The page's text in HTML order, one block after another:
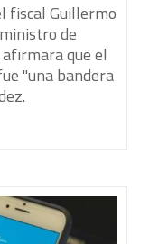
fiscal Guillermo
de
que el
"una bandera